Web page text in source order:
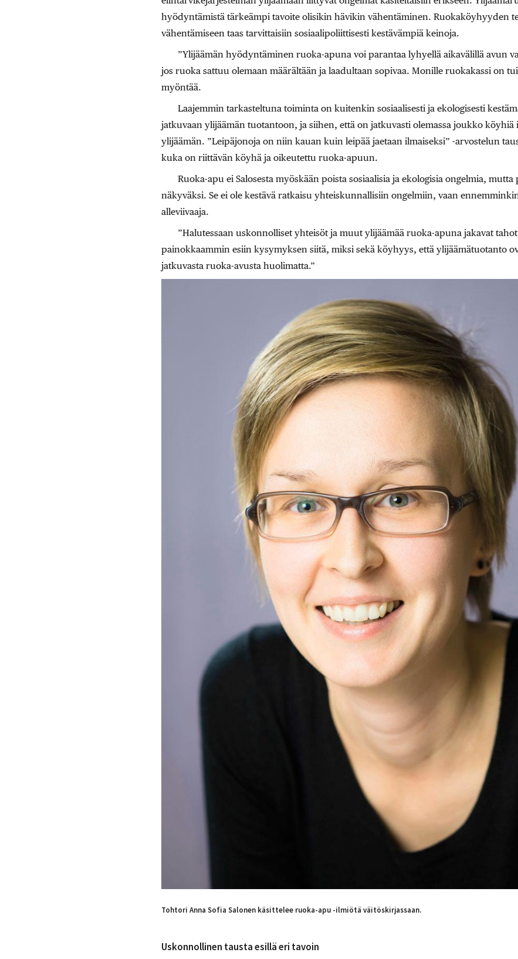
hyödyntämistä tärkeämpi tavoite olisikin hävikin vähentäminen. Ruokaköyhyyden
vähentämiseen taas tarvittaisiin sosiaalipoliittisesti kestävämpiä keinoja.
”Ylijäämän hyödyntäminen ruoka-apuna voi parantaa lyhyellä aikavälillä avun
jos ruoka sattuu olemaan määrältään ja laadultaan sopivaa. Monille ruokakassi on
myöntää.
Laajemmin tarkasteltuna toiminta on kuitenkin sosiaalisesti ja ekologisesti
jatkuvaan ylijäämän tuotantoon, ja siihen, että on jatkuvasti olemassa joukko
ylijäämän. ”Leipäjonoja on niin kauan kuin leipää jaetaan ilmaiseksi” -arvostelun
kuka on riittävän köyhä ja oikeutettu ruoka-apuun.
Ruoka-apu ei Salosesta myöskään poista sosiaalisia ja ekologisia ongelmia,
näkyväksi. Se ei ole kestävä ratkaisu yhteiskunnallisiin ongelmiin, vaan
alleviivaaja.
”Halutessaan uskonnolliset yhteisöt ja muut ylijäämää ruoka-apuna jakavat
painokkaammin esiin kysymyksen siitä, miksi sekä köyhyys, että ylijäämätuotanto
jatkuvasta ruoka-avusta huolimatta.”
Tohtori Anna Sofia Salonen käsittelee ruoka-apu -ilmiötä väitöskirjassaan.
​Uskonnollinen tausta esillä eri tavoin